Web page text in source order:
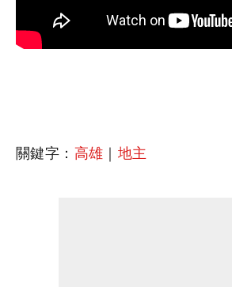
關鍵字： 高雄 ｜ 地主